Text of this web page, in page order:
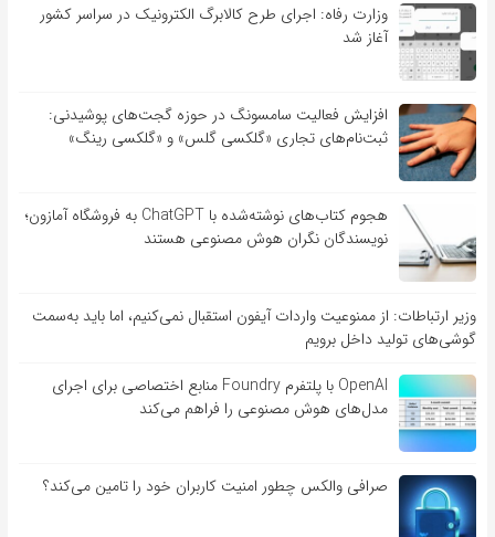
وزارت رفاه: اجرای طرح کالابرگ الکترونیک در سراسر کشور
آغاز شد
افزایش فعالیت سامسونگ در حوزه گجت‌های پوشیدنی:
ثبت‌نام‌های تجاری «گلکسی گلس» و «گلکسی رینگ»
هجوم کتاب‌های نوشته‌شده با ChatGPT به فروشگاه آمازون؛
نویسندگان نگران هوش مصنوعی هستند
وزیر ارتباطات: از ممنوعیت واردات آیفون استقبال نمی‌کنیم، اما باید به‌سمت
گوشی‌های تولید داخل برویم
OpenAI با پلتفرم Foundry منابع اختصاصی برای اجرای
مدل‌های هوش مصنوعی را فراهم می‌کند
صرافی والکس چطور امنیت کاربران خود را تامین می‌کند؟